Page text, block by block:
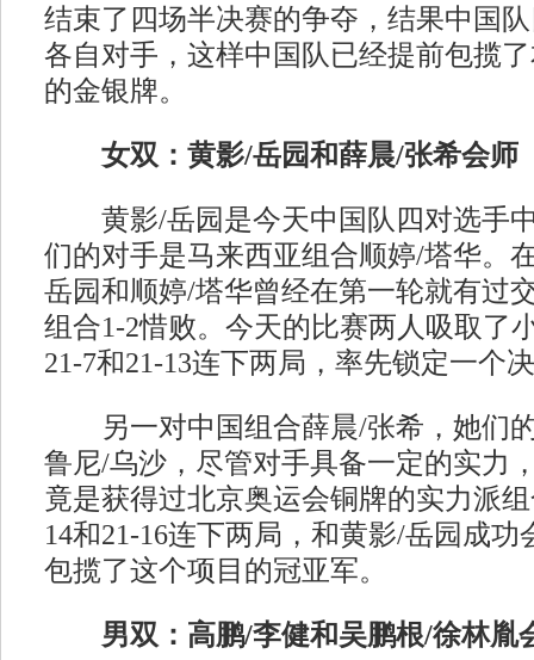
结束了四场半决赛的争夺，结果中国
各自对手，这样中国队已经提前包揽
的金银牌。
女双：黄影/岳园和薛晨/张希会师
黄影/岳园是今天中国队四对选手
们的对手是马来西亚组合顺婷/塔华。
岳园和顺婷/塔华曾经在第一轮就有过
组合1-2惜败。今天的比赛两人吸取了
21-7和21-13连下两局，率先锁定一个
另一对中国组合薛晨/张希，她们
鲁尼/乌沙，尽管对手具备一定的实力
竟是获得过北京奥运会铜牌的实力派
14和21-16连下两局，和黄影/岳园成功
包揽了这个项目的冠亚军。
男双：高鹏/李健和吴鹏根/徐林胤